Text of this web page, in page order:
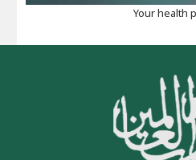
Your health